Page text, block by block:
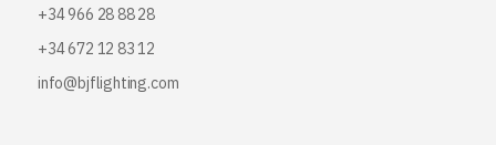
+34 966 28 88 28
+34 672 12 83 12
info@bjflighting.com